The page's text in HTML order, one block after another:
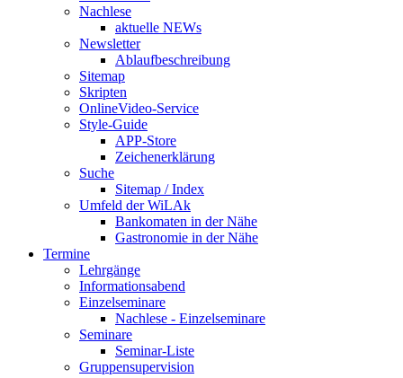
Nachlese
aktuelle NEWs
Newsletter
Ablaufbeschreibung
Sitemap
Skripten
OnlineVideo-Service
Style-Guide
APP-Store
Zeichenerklärung
Suche
Sitemap / Index
Umfeld der WiLAk
Bankomaten in der Nähe
Gastronomie in der Nähe
Termine
Lehrgänge
Informationsabend
Einzelseminare
Nachlese - Einzelseminare
Seminare
Seminar-Liste
Gruppensupervision